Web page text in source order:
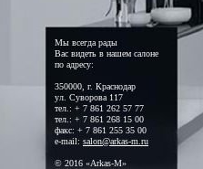
Мы всегда рады
Вас видеть в нашем салоне
по адресу:
350000, г. Краснодар
ул. Суворова 117
тел.: + 7 861 262 57 77
тел.: + 7 861 268 15 00
факс: + 7 861 255 35 00
e-mail: salon@arkas-m.ru
© 2016 «Arkas-M»